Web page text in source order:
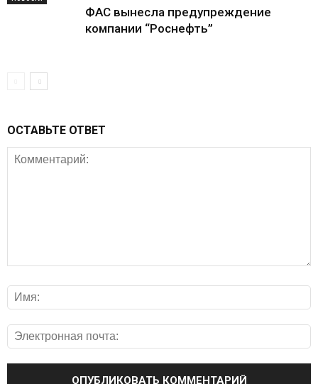
ФАС вынесла предупреждение
компании “Роснефть”
ОСТАВЬТЕ ОТВЕТ